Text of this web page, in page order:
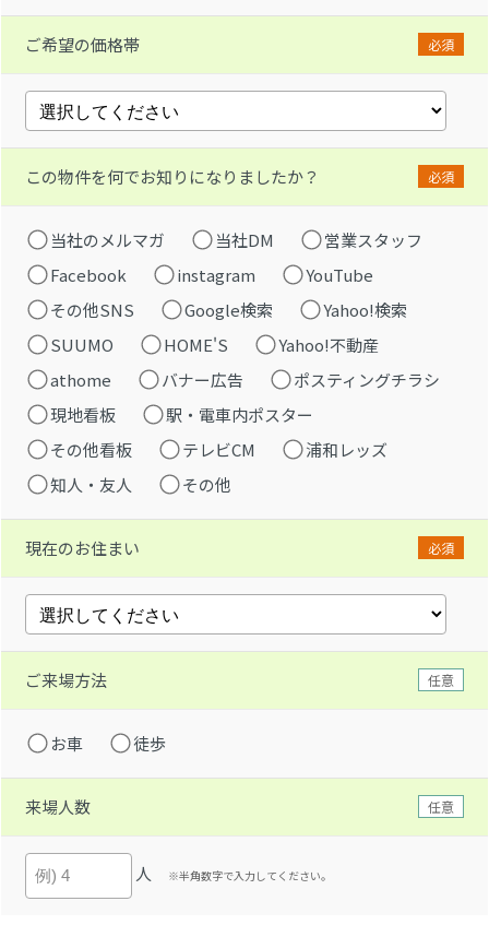
ご希望の価格帯 必須
この物件を何でお知りになりましたか？ 必須
当社のメルマガ 当社DM
営業スタッフ
Facebook
instagram
YouTube
その他SNS
Google検索
Yahoo!検索
SUUMO
HOME'S
Yahoo!不動産
athome
バナー広告
ポスティングチラシ
現地看板
駅・電車内ポスター
その他看板
テレビCM
浦和レッズ
知人・友人
その他
現在のお住まい 必須
ご来場方法 任意
お車 徒歩
来場人数 任意
人 ※半角数字で入力してください。